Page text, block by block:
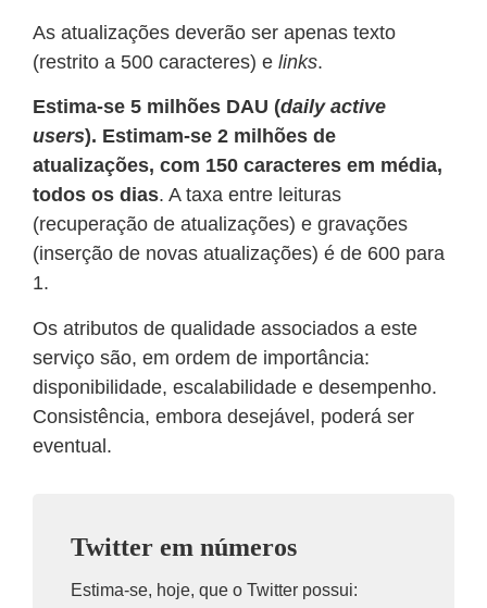
As atualizações deverão ser apenas texto
(restrito a 500 caracteres) e links.
Estima-se 5 milhões DAU (daily active
users). Estimam-se 2 milhões de
atualizações, com 150 caracteres em média,
todos os dias. A taxa entre leituras
(recuperação de atualizações) e gravações
(inserção de novas atualizações) é de 600 para
1.
Os atributos de qualidade associados a este
serviço são, em ordem de importância:
disponibilidade, escalabilidade e desempenho.
Consistência, embora desejável, poderá ser
eventual.
Twitter em números
Estima-se, hoje, que o Twitter possui: